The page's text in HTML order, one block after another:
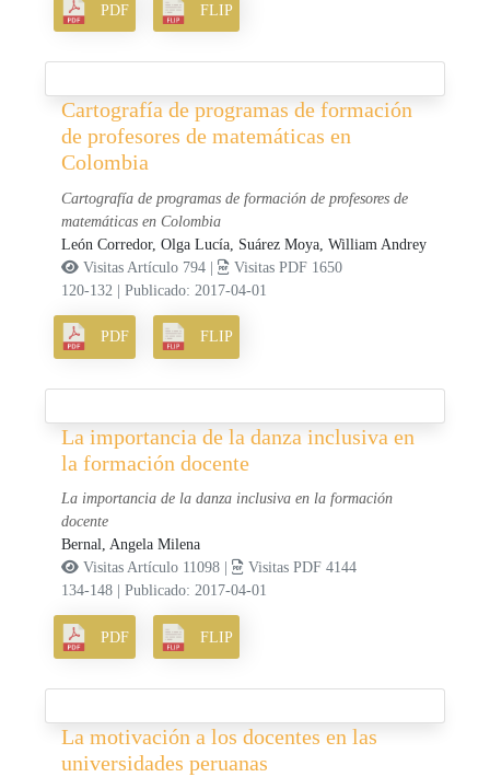
PDF FLIP
Cartografía de programas de formación
de profesores de matemáticas en
Colombia
Cartografía de programas de formación de profesores de
matemáticas en Colombia
León Corredor, Olga Lucía, Suárez Moya, William Andrey
Visitas Artículo 794 |
Visitas PDF 1650
120-132
|Publicado: 2017-04-01
PDF FLIP
La importancia de la danza inclusiva en
la formación docente
La importancia de la danza inclusiva en la formación
docente
Bernal, Angela Milena
Visitas Artículo 11098 |
Visitas PDF 4144
134-148
|Publicado: 2017-04-01
PDF FLIP
La motivación a los docentes en las
universidades peruanas